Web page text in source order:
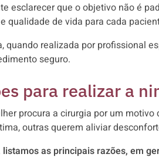
esclarecer que o objetivo não é
qualidade de vida para cada
quando realizada por profissional
seguro.
para realizar a
procura a cirurgia por um
outras querem aliviar
listamos as principais razões, em